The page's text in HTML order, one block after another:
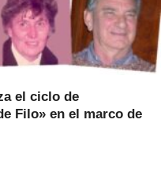
el ciclo de
Filo» en el marco de